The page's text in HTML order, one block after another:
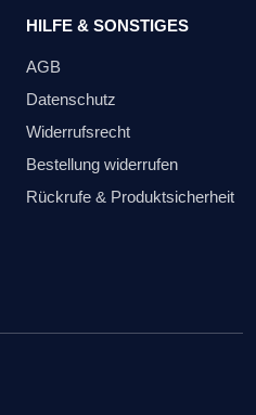
HILFE & SONSTIGES
AGB
Datenschutz
Widerrufsrecht
Bestellung widerrufen
Rückrufe & Produktsicherheit